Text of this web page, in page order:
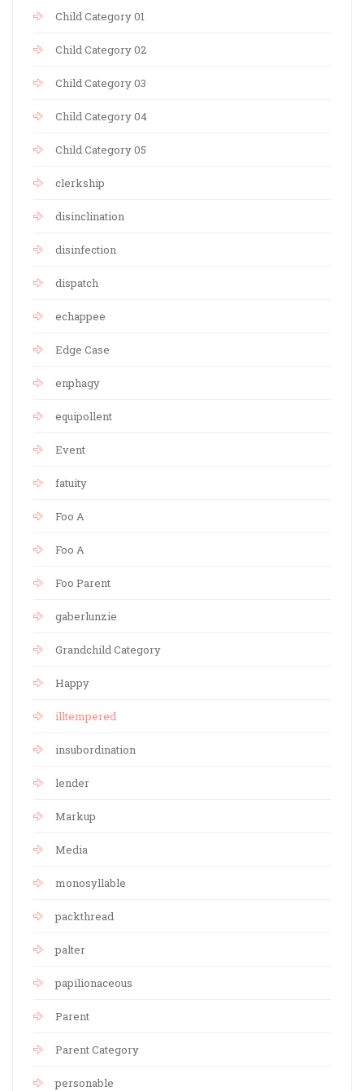
Child Category 01
Child Category 02
Child Category 03
Child Category 04
Child Category 05
clerkship
disinclination
disinfection
dispatch
echappee
Edge Case
enphagy
equipollent
Event
fatuity
Foo A
Foo A
Foo Parent
gaberlunzie
Grandchild Category
Happy
illtempered
insubordination
lender
Markup
Media
monosyllable
packthread
palter
papilionaceous
Parent
Parent Category
personable